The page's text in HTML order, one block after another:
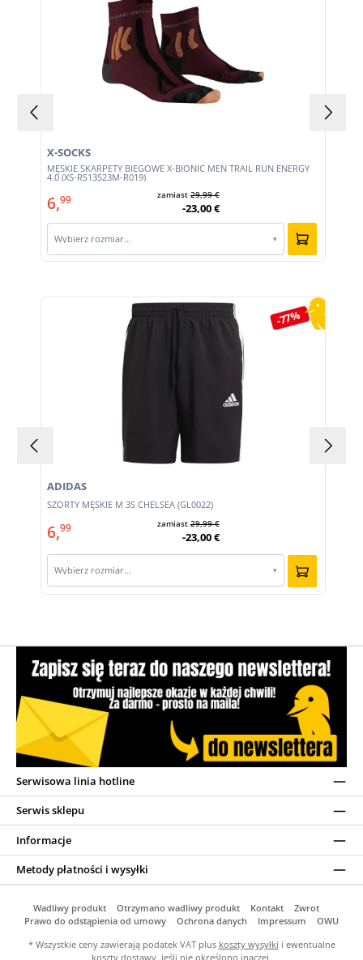
MĘSKIE SKARPETY BIEGOWE X-BIONIC MEN TRAIL RUN ENERGY
4.0 (XS-RS13S23M-R019)
X-SOCKS
6,99 zamiast29,99 €
-23,00 €
Wybierz rozmiar… ▾
Pomiń galerię produktów
-77%
SZORTY MĘSKIE M 3S CHELSEA (GL0022)
ADIDAS
6,99 zamiast29,99 €
-23,00 €
Wybierz rozmiar… ▾
Serwisowa linia hotline
Serwis sklepu
Informacje
Metody płatności i wysyłki
Wadliwy produkt Otrzymano wadliwy produkt Kontakt
Zwrot
Prawo do odstąpienia od umowy
Ochrona danych Impressum
OWU
* Wszystkie ceny zawierają podatek VAT plus koszty wysyłki i ewentualne
koszty dostawy, jeśli nie określono inaczej.